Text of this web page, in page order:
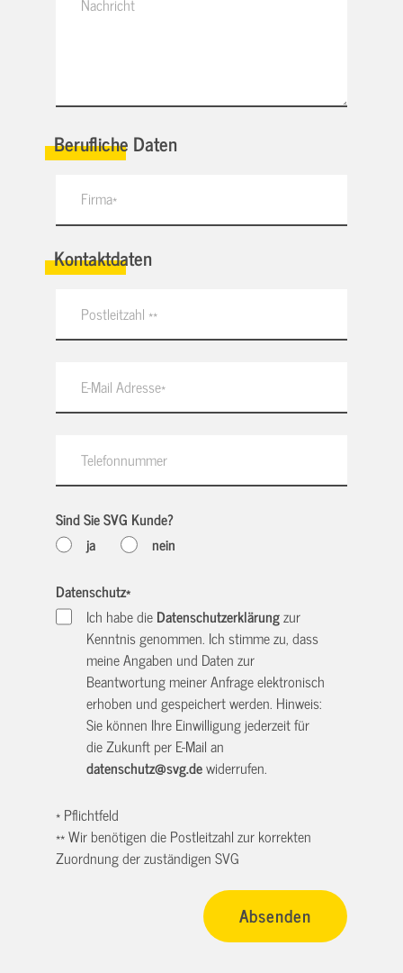
Berufliche Daten
Kontaktdaten
Sind Sie SVG Kunde?
ja
nein
Datenschutz*
Ich habe dieDatenschutzerklärungzur
Kenntnis genommen. Ich stimme zu, dass
meine Angaben und Daten zur
Beantwortung meiner Anfrage elektronisch
erhoben und gespeichert werden. Hinweis:
Sie können Ihre Einwilligung jederzeit für
die Zukunft per E-Mail an
datenschutz@svg.dewiderrufen.
* Pflichtfeld
** Wir benötigen die Postleitzahl zur korrekten
Zuordnung der zuständigen SVG